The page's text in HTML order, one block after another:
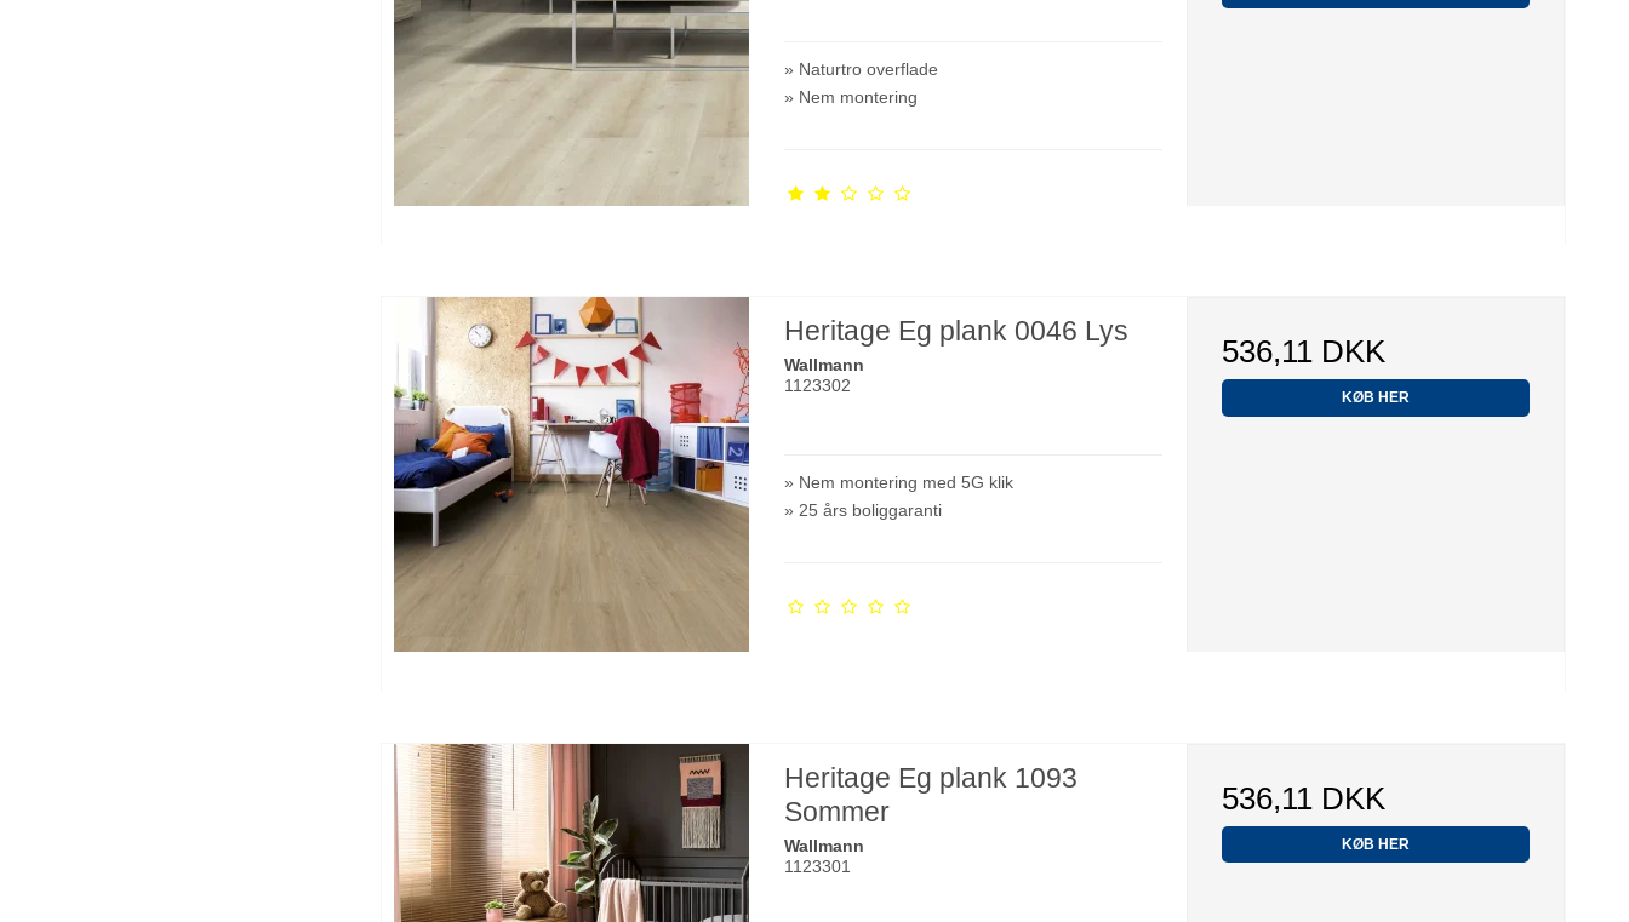
» Naturtro overflade
» Nem montering
Heritage Eg plank 0046 Lys
Wallmann
1123302
» Nem montering med 5G klik
» 25 års boliggaranti
536,11 DKK
KØB HER
Heritage Eg plank 1093
Sommer
Wallmann
1123301
536,11 DKK
KØB HER